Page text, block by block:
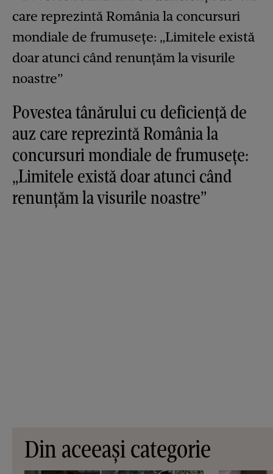
Povestea tânărului cu deficiență de
auz care reprezintă România la
concursuri mondiale de frumusețe:
„Limitele există doar atunci când
renunțăm la visurile noastre”
Din aceeași categorie